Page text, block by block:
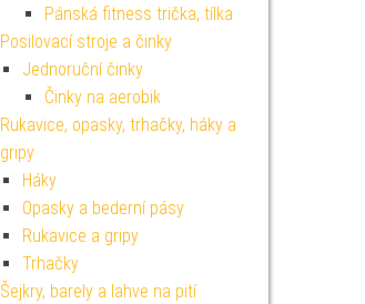
Pánská fitness trička, tílka
Posilovací stroje a činky
Jednoruční činky
Činky na aerobik
Rukavice, opasky, trhačky, háky a
gripy
Háky
Opasky a bederní pásy
Rukavice a gripy
Trhačky
Šejkry, barely a lahve na pití